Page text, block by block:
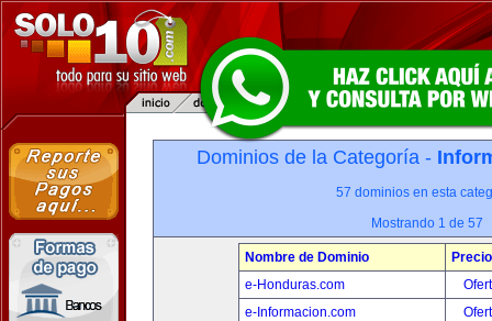
Dominios de la Categoría -
57 dominios en esta
Mostrando 1 de 57
Nombre de Dominio
Precio
e-Honduras.com
e-Informacion.com